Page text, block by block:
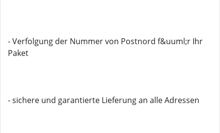
- Verfolgung der Nummer von Postnord f&uuml;r Ihr
Paket
- sichere und garantierte Lieferung an alle Adressen